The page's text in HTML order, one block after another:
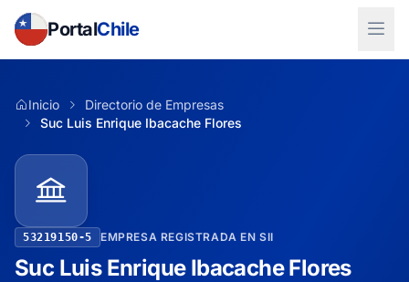
PortalChile
Inicio
Directorio de Empresas
Suc Luis Enrique Ibacache Flores
53219150-5 EMPRESA REGISTRADA EN SII
Suc Luis Enrique Ibacache Flores